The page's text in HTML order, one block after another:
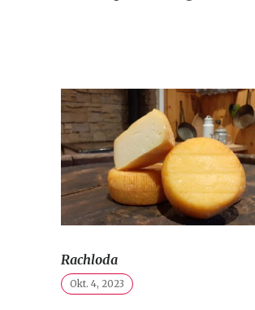
Rachloda
Okt. 4, 2023